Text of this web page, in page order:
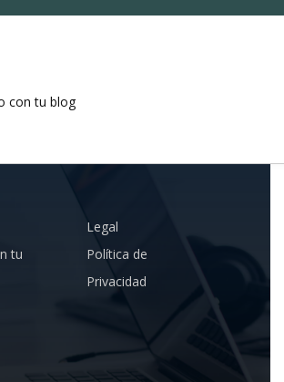
con tu blog
tu
Legal
Política de
Privacidad